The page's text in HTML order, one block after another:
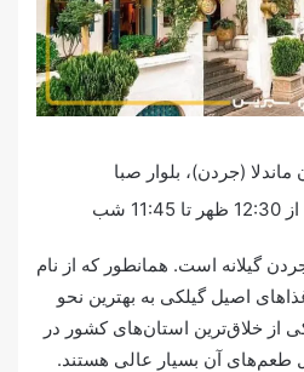
ماندلا (جردن)، بلوار صبا
شب
گیلانه است. همانطور که از نام
اصیل گیلکی به بهترین نحو
از خلاق‌ترین استان‌های کشور در
طعم‌های آن بسیار عالی هستند.